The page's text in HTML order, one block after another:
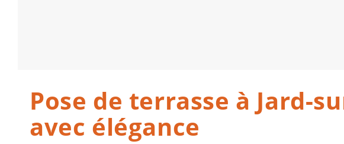
Pose de terrasse à Jard-
avec élégance